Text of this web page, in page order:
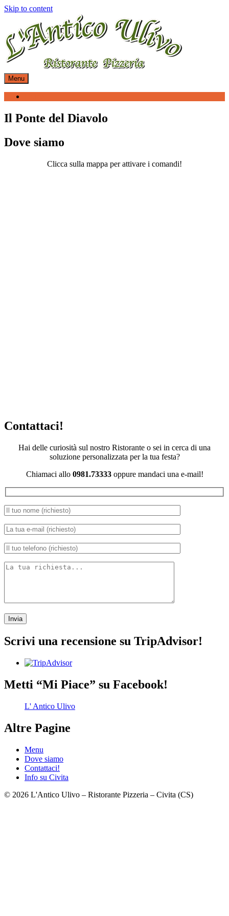
Skip to content
Menu
Il Ponte del Diavolo
Dove siamo
Clicca sulla mappa per attivare i comandi!
Contattaci!
Hai delle curiosità sul nostro Ristorante o sei in cerca di una
soluzione personalizzata per la tua festa?
Chiamaci allo 0981.73333oppure mandaci una e-mail!
Scrivi una recensione su TripAdvisor!
Metti “Mi Piace” su Facebook!
L' Antico Ulivo
Altre Pagine
Menu
Dove siamo
Contattaci!
Info su Civita
© 2026 L'Antico Ulivo – Ristorante Pizzeria – Civita (CS)